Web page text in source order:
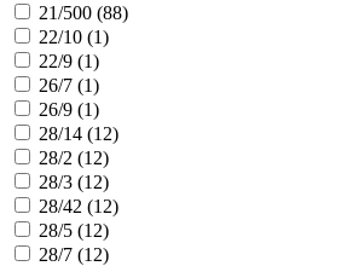
21/500 (88)
22/10 (1)
22/9 (1)
26/7 (1)
26/9 (1)
28/14 (12)
28/2 (12)
28/3 (12)
28/42 (12)
28/5 (12)
28/7 (12)